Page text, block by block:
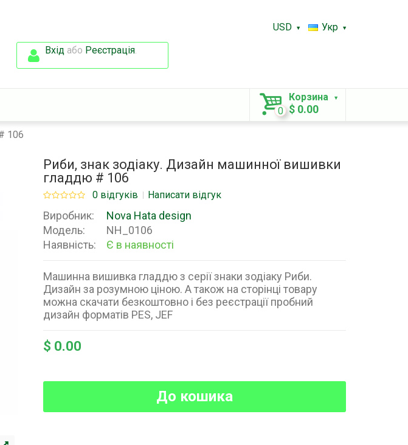
USD
Укр
Вхідабо Реєстрація.
Корзина
0 $ 0.00
106
Риби, знак зодіаку. Дизайн машинної вишивки
гладдю # 106
0 відгуків Написати відгук
Виробник:
Nova Hata design
Модель:
NH_0106
Наявність:
Є в наявності
Машинна вишивка гладдю з серії знаки зодіаку Риби.
Дизайн за розумною ціною. А також на сторінці товару
можна скачати безкоштовно і без реєстрації пробний
дизайн форматів PES, JEF
$ 0.00
До кошика